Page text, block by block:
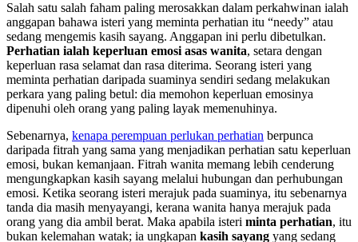
Salah satu salah faham paling merosakkan dalam perkahwinan ialah
anggapan bahawa isteri yang meminta perhatian itu “needy” atau
sedang mengemis kasih sayang. Anggapan ini perlu dibetulkan.
Perhatian ialah keperluan emosi asas wanita, setara dengan
keperluan rasa selamat dan rasa diterima. Seorang isteri yang
meminta perhatian daripada suaminya sendiri sedang melakukan
perkara yang paling betul: dia memohon keperluan emosinya
dipenuhi oleh orang yang paling layak memenuhinya.
Sebenarnya, kenapa perempuan perlukan perhatian berpunca
daripada fitrah yang sama yang menjadikan perhatian satu keperluan
emosi, bukan kemanjaan. Fitrah wanita memang lebih cenderung
mengungkapkan kasih sayang melalui hubungan dan perhubungan
emosi. Ketika seorang isteri merajuk pada suaminya, itu sebenarnya
tanda dia masih menyayangi, kerana wanita hanya merajuk pada
orang yang dia ambil berat. Maka apabila isteri minta perhatian, itu
bukan kelemahan watak; ia ungkapan kasih sayang yang sedang